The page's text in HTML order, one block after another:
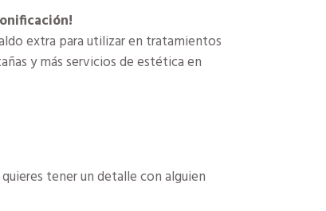
extra para utilizar en tratamientos
y más servicios de estética en
tener un detalle con alguien